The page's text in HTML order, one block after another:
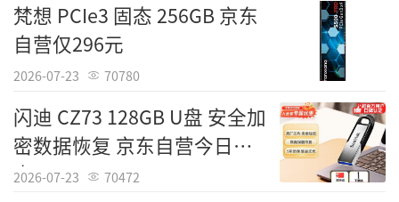
梵想 PCIe3 固态 256GB 京东
自营仅296元
2026-07-23 70780
闪迪 CZ73 128GB U盘 安全加
密数据恢复 京东自营今日特
惠92元
2026-07-23 70472